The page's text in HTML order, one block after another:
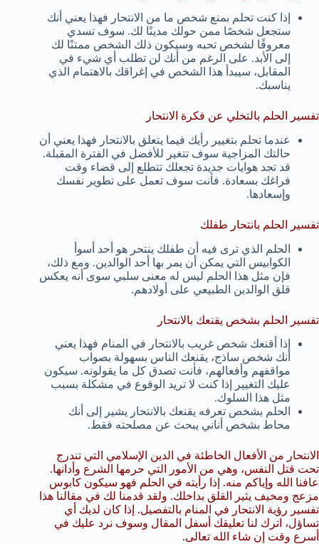
إذا كنت تحلم بمنع شخص ما من الانتحار فهذا يعني أنك
ستجعل شخصًا ممن حولك مدينًا لك. سوف تسدي
معروفًا لشخص تحبه وسيكون ذلك الشخص ممتنًا لك
إلى الأبد. على الرغم من أنك لن تطلب أي شيء في
المقابل، سيبدأ هذا الشخص في إغراقك بالاهتمام الذي
يناسبك.
تفسير الحلم بالتخلي عن فكرة الانتحار
عندما تحلم بتغيير رأيك فيما يتعلق بالانتحار فهذا يعني أن
حالتك المزاجية سوف تتغير للأفضل في الفترة المقبلة.
قد تجد هوايات جديدة تجعلك تتطلع إلى قضاء وقت
فراغك بسعادة. فأنت سوف تعمل على تطوير نفسك
وإسعادها.
تفسير الحلم بانتحار طفلك
الحلم الذي ترى فيه أن طفلك ينتحر هو أحد أسوأ
الكوابيس التي يمكن أن يمر بها أحد الوالدين. ومع ذلك،
فإن مثل هذا الحلم ليس له معنى سلبي سوى أنه يعكس
قلق الوالدين الطبيعي على أولادهم.
تفسير الحلم بشخص يقنعك بالانتحار
إذا أقنعك شخص غريب بالانتحار في المنام فهذا يعني
أنك شخص ساذج، يقنعك الناس بسهولة بصواب
مواقفهم وأفعالهم، فأنت تصدق كل ما يقولونه. سيكون
عليك التغيير إذا كنت لا تريد الوقوع في مشكلة بسبب
مثل هذا السلوك.
الحلم بشخص تعرفه يقنعك بالانتحار يشير إلى أنك
محاط بشخص أناني يبحث عن مصلحته فقط.
الانتحار من الأفعال الخاطئة في الدين الإسلامي التي تندرج
تحت قتل النفس، وهي من الأمور التي حرمها الشرع وأدانها.
عافنا الله وإياكم منه. إذا رأيته في الحلم فهو سيكون كابوس
مزعج ومخيف يثير القلق بداخلك. ولقد قدمنا لك في مقالنا هذا
تفسير رؤية الانتحار في المنام بالتفصيل. إذا كان لديك أي
تساؤل، اترك لنا تعليقك أسفل المقال وسوف نرد عليك في
أسرع وقت إن شاء الله تعالى.